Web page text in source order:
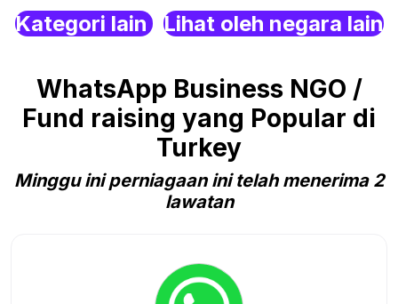
Kategori lain Lihat oleh negara lain
WhatsApp Business NGO /
Fund raising yang Popular di
Turkey
Minggu ini perniagaan ini telah menerima 2
lawatan